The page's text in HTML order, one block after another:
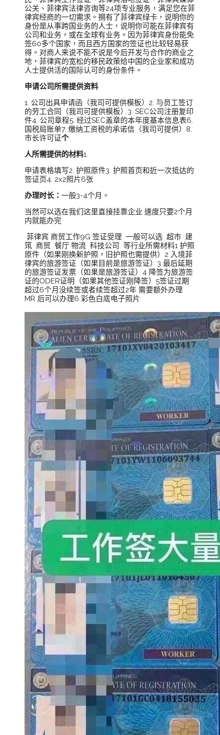
公关、菲律宾法律咨询等24项专业服务，满足您在菲
律宾经商的一切需求。拥有了菲律宾绿卡，说明你的
身份是从事跨国业务的人士，说明你可能在菲律宾有
公司和业务，或在全球有业务。因为菲律宾身份能免
签60多个国家，而且西方国家的签证也比较轻易获
得。对商人来说不能不说是今后开发与合作的商业之
地，菲律宾的宽松的移民政策给中国的企业家和成功
人士提供活的国际认可的身份条件。
申请公司所需提供资料
1. 公司出具申请函（我司可提供模板）2. 与员工签订
的劳工合同（我司可提供模板）3. SEC公司注册复印
件4. 公司章程5. 经过SEC盖章的本年度基本信息表6.
国税局账单7. 缴纳工资税的承诺信（我司可提供）8.
市长许可证个
人所需提供的材料1.
申请表格填写2. 护照原件3. 护照首页和近一次抵达的
签证页4. 2x2照片6张
办理时长：一般3-4个月。
当然可以选在我们这里直接挂靠企业 速度只要2个月
内就能办完
菲律宾 商贸工作9G 签证受理 一般可以选 超市 建
筑 商贸 餐厅 物流 科技公司 等行业所需材料1 护照
原件（如果刚换新护照，旧护照也需提供）2 入境菲
律宾的旅游签证（如果目前是旅游签证）3 最后延期
的旅游签证发票（如果是旅游签证）4 降签为旅游签
证的ODER证明（如果其他签证刚降签）5签证过期
超过6个月没续签或者续签超过2年 需要额外办理
MR 后可以办理6 彩色白底电子照片